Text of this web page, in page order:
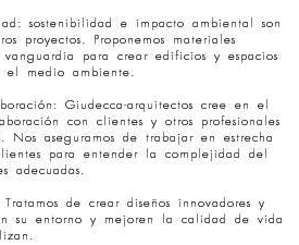
sostenibilidad e impacto ambiental son
proyectos. Proponemos materiales
para crear edificios y espacios
el medio ambiente.
Giudecca-arquitectos cree en el
con clientes y otros profesionales
Nos aseguramos de trabajar en estrecha
para entender la complejidad del
adecuadas.
de crear diseños innovadores y
su entorno y mejoren la calidad de vida